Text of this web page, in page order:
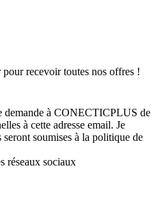
recevoir toutes nos offres !
demande à CONECTICPLUS de
à cette adresse email. Je
soumises à la politique de
réseaux sociaux